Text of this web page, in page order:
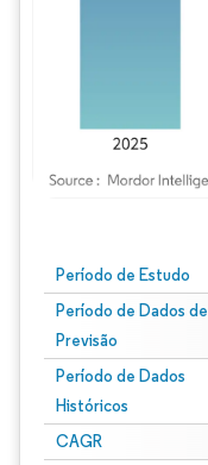
Período de Estudo
Período de Dados de
Previsão
Período de Dados
Históricos
CAGR